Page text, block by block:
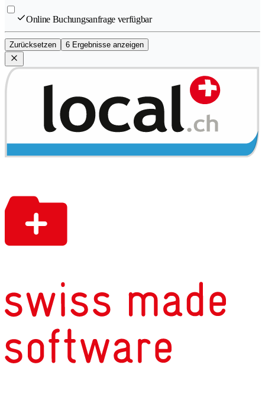
Online Buchungsanfrage verfügbar
Zurücksetzen 6 Ergebnisse anzeigen